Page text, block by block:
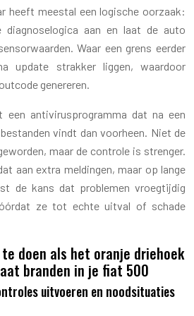
heeft meestal een logische oorzaak:
diagnoselogica aan en laat de auto
Waar een grens eerder
update strakker liggen, waardoor
genereren.
een antivirusprogramma dat na een
vindt dan voorheen. Niet de
maar de controle is strenger.
aan extra meldingen, maar op lange
de kans dat problemen vroegtijdig
ze tot echte uitval of schade
doen als het oranje driehoek
branden in je fiat 500
uitvoeren en noodsituaties